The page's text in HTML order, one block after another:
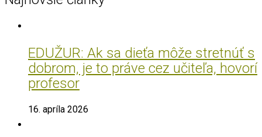
EDUŽUR: Ak sa dieťa môže stretnúť s
dobrom, je to práve cez učiteľa, hovorí
profesor
16. apríla 2026